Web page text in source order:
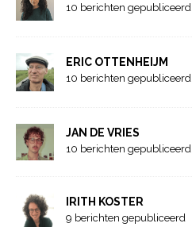
10 berichten gepubliceerd
ERIC OTTENHEIJM
10 berichten gepubliceerd
JAN DE VRIES
10 berichten gepubliceerd
IRITH KOSTER
9 berichten gepubliceerd